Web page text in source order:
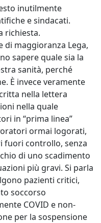
inutilmente
e sindacati.
richiesta.
di maggioranza Lega,
sapere quale sia la
sanità, perché
È invece veramente
nella lettera
nella quale
in “prima linea”
ormai logorati,
fuori controllo, senza
di uno scadimento
più gravi. Si parla
pazienti critici,
soccorso
COVID e non-
per la sospensione